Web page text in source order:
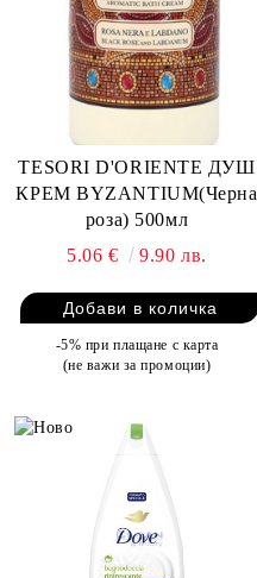
TESORI D'ORIENTE ДУШ
КРЕМ BYZANTIUM(Черна
роза) 500мл
5.06 €
9.90 лв.
-5% при плащане с карта
(не важи за промоции)